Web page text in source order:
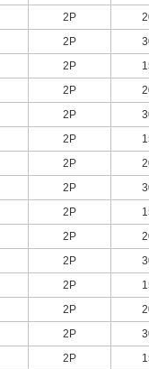
2P
2P
2P
2P
2P
2P
2P
2P
2P
2P
2P
2P
2P
2P
2P